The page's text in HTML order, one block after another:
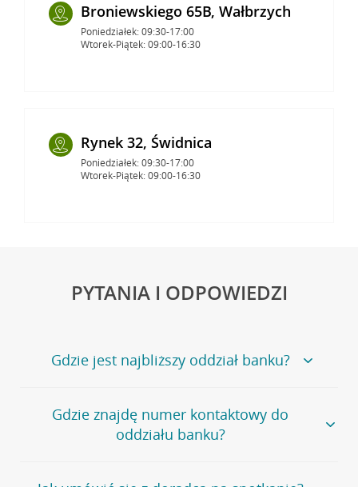
Broniewskiego 65B, Wałbrzych
Poniedziałek: 09:30-17:00
Wtorek-Piątek: 09:00-16:30
Rynek 32, Świdnica
Poniedziałek: 09:30-17:00
Wtorek-Piątek: 09:00-16:30
PYTANIA I ODPOWIEDZI
Gdzie jest najbliższy oddział banku?
Jeśli szukasz oddziału naszego banku, zapraszamy na
stronęPlacówki i bankomaty, na której znajduje się
wygodna wyszukiwarka.
oddziałów
Gdzie znajdę numer kontaktowy do
oddziału banku?
Bank Credit Agricole nie udostępnia ogólnego numeru